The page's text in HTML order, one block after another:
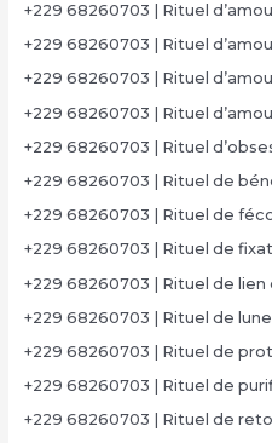
+229 68260703 | Rituel
+229 68260703 | Rituel
+229 68260703 | Rituel
+229 68260703 | Rituel
+229 68260703 | Rituel
+229 68260703 | Rituel de
+229 68260703 | Rituel de
+229 68260703 | Rituel de
+229 68260703 | Rituel de lien
+229 68260703 | Rituel de lune
+229 68260703 | Rituel de
+229 68260703 | Rituel de
+229 68260703 | Rituel de